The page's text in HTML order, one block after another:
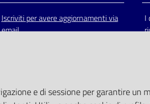
Iscriviti per avere aggiornamenti via
email
I
e di sessione per garantire